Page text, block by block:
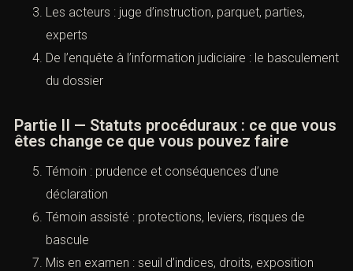
Les acteurs : juge d’instruction, parquet, parties,
experts
De l’enquête à l’information judiciaire : le basculement
du dossier
Partie II — Statuts procéduraux : ce que vous
êtes change ce que vous pouvez faire
Témoin : prudence et conséquences d’une
déclaration
Témoin assisté : protections, leviers, risques de
bascule
Mis en examen : seuil d’indices, droits, exposition